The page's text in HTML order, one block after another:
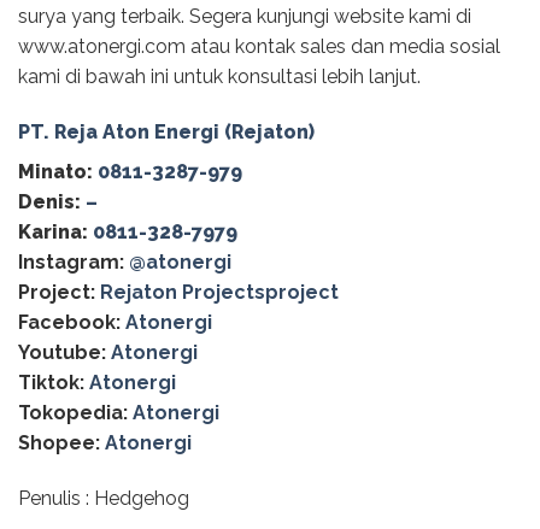
surya yang terbaik. Segera kunjungi website kami di
www.atonergi.com atau kontak sales dan media sosial
kami di bawah ini untuk konsultasi lebih lanjut.
PT. Reja Aton Energi (Rejaton)
Minato: 0811-3287-979
Denis: –
Karina: 0811-328-7979
Instagram: @‌atonergi
Project: Rejaton Projectsproject
Facebook: Atonergi
Youtube: Atonergi
Tiktok: Atonergi
Tokopedia: Atonergi
Shopee: Atonergi
Penulis : Hedgehog